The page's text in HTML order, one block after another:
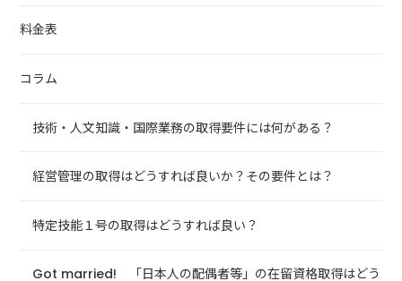
料金表
コラム
技術・人文知識・国際業務の取得要件には何がある？
経営管理の取得はどうすれば良いか？その要件とは？
特定技能１号の取得はどうすれば良い？
Got married! 「日本人の配偶者等」の在留資格取得はどう